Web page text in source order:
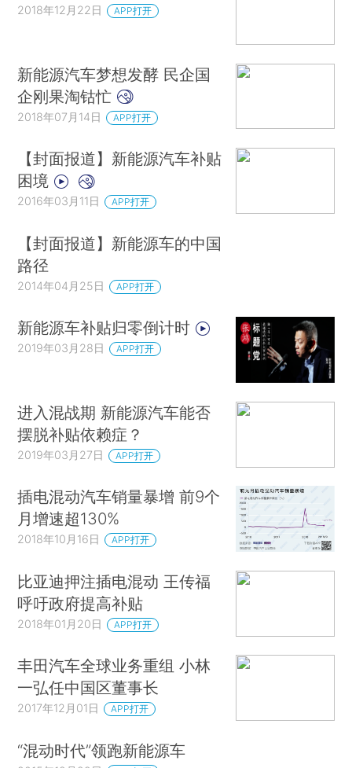
2018年12月22日 APP打开
新能源汽车梦想发酵 民企国
企刚果淘钴忙
2018年07月14日 APP打开
【封面报道】新能源汽车补贴
困境
2016年03月11日 APP打开
【封面报道】新能源车的中国
路径
2014年04月25日 APP打开
新能源车补贴归零倒计时
2019年03月28日 APP打开
进入混战期 新能源汽车能否
摆脱补贴依赖症？
2019年03月27日 APP打开
插电混动汽车销量暴增 前9个
月增速超130%
2018年10月16日 APP打开
比亚迪押注插电混动 王传福
呼吁政府提高补贴
2018年01月20日 APP打开
丰田汽车全球业务重组 小林
一弘任中国区董事长
2017年12月01日 APP打开
“混动时代”领跑新能源车